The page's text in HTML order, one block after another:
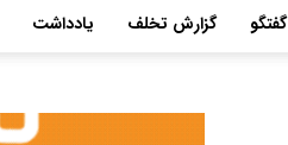
گفتگو گزارش تخلف یادداشت